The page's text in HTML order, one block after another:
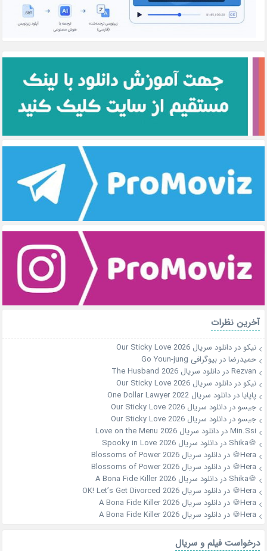
آخرین نظرات
نیکو دردانلود سریال Our Sticky Love 2026
حمیدرضادربیوگرافی Go Youn-jung
Rezvanدردانلود سریال The Husband 2026
نیکو دردانلود سریال Our Sticky Love 2026
پاپایادردانلود سریال One Dollar Lawyer 2022
جیسو دردانلود سریال Our Sticky Love 2026
جیسو دردانلود سریال Our Sticky Love 2026
Min.Ssiدردانلود سریال Love on the Menu 2026
🍪Shika
دردانلود سریال Spooky in Love 2026
Hera🍪
دردانلود سریال Blossoms of Power 2026
Hera🍪
دردانلود سریال Blossoms of Power 2026
🍪Shika
دردانلود سریال A Bona Fide Killer 2026
Hera🍪
دردانلود سریال OK! Let’s Get Divorced 2026
Hera🍪
دردانلود سریال A Bona Fide Killer 2026
Hera🍪
دردانلود سریال A Bona Fide Killer 2026
درخواست فیلم و سریال